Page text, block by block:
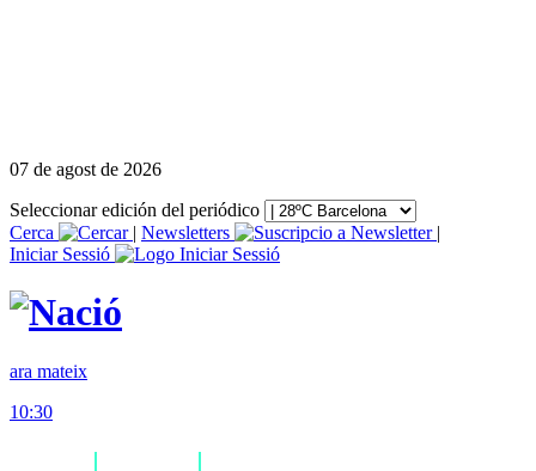
07 de agost de 2026
Seleccionar edición del periódico
Cerca
| Newsletters
|
Iniciar Sessió
ara mateix
10:30